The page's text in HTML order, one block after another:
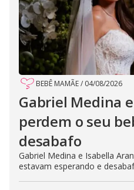
BEBÊ MAMÃE/ 04/08/2026
Gabriel Medina
perdem o seu
desabafo
Gabriel Medina e Isabella
estavam esperando e